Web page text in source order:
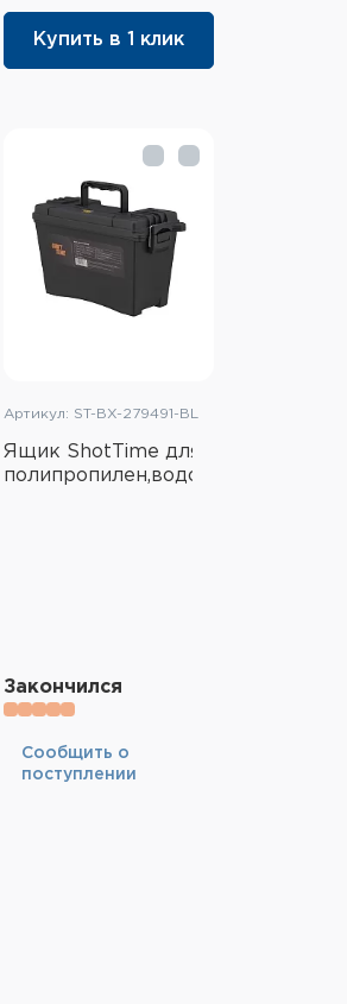
Купить в 1 клик
Артикул: ST-BX-279491-BL
Ящик ShotTime для патронов
Закончился
Cообщить о
поступлении